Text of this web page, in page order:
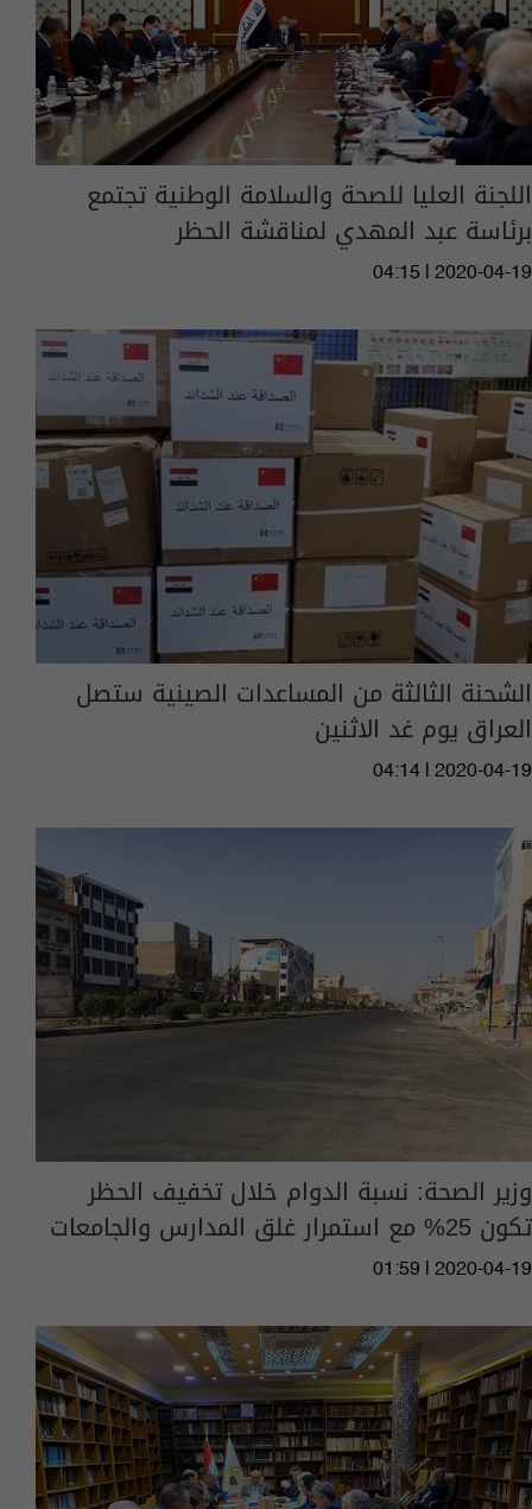
اللجنة العليا للصحة والسلامة الوطنية تجتمع
برئاسة عبد المهدي لمناقشة الحظر
04:15 | 2020-04-19
الشحنة الثالثة من المساعدات الصينية ستصل
العراق يوم غد الاثنين
04:14 | 2020-04-19
وزير الصحة: نسبة الدوام خلال تخفيف الحظر
تكون 25% مع استمرار غلق المدارس والجامعات
01:59 | 2020-04-19